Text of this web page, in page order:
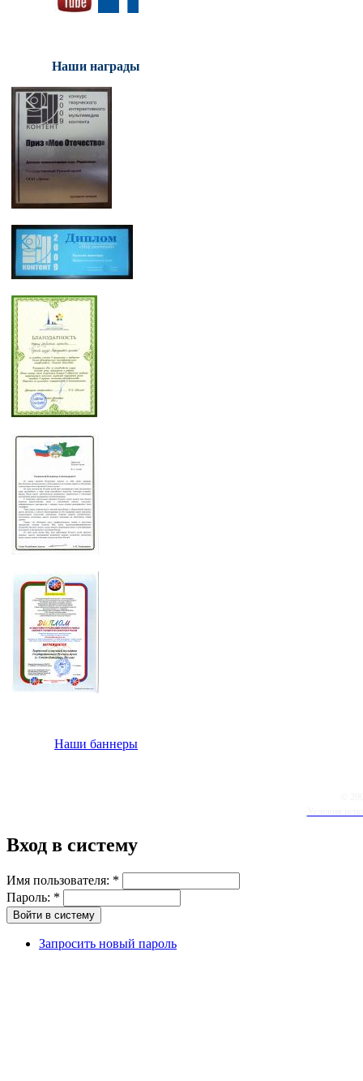
Наши награды
Наши баннеры
Вход в систему
Имя пользователя: *
Пароль: *
Запросить новый пароль